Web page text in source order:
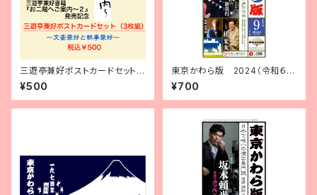
三遊亭兼好ポストカードセット3
枚組
¥500
東京かわら版 2024（令和６）
年９月号
¥700